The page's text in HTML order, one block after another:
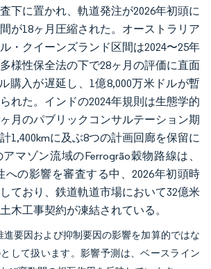
下に置かれ、軌道発注が2026年初頭に
が18ヶ月圧縮された。オーストラリア
・クイーンズランド区間は2024〜25年
様性保全法の下で28ヶ月の評価に直面
購入が遅延し、1億8,000万米ドルが暫
れた。インドの2024年規則は生態学的
月のパブリックコンサルテーション期
1,400kmに及ぶ8つの計画回廊を保留に
マゾン流域のFerrogrão穀物路線は、
への影響を審査する中、2026年初頭時
ており、鉄道軌道市場において32億米
木工事契約が凍結されている。
要因および抑制要因の影響を加算的ではな
して扱います。影響予測は、ベースライン